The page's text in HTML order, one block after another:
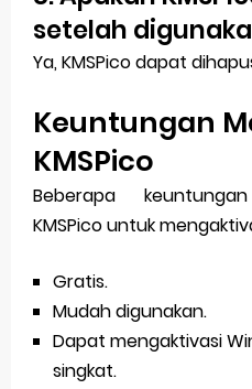
setelah
Ya, KMSPico dapat
Keuntungan
KMSPico
Beberapa
KMSPico untuk
Gratis.
Mudah digunakan.
Dapat mengaktivasi
singkat.